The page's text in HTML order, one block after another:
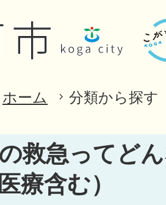
ホーム 分類から探す
救急ってど
療含む）